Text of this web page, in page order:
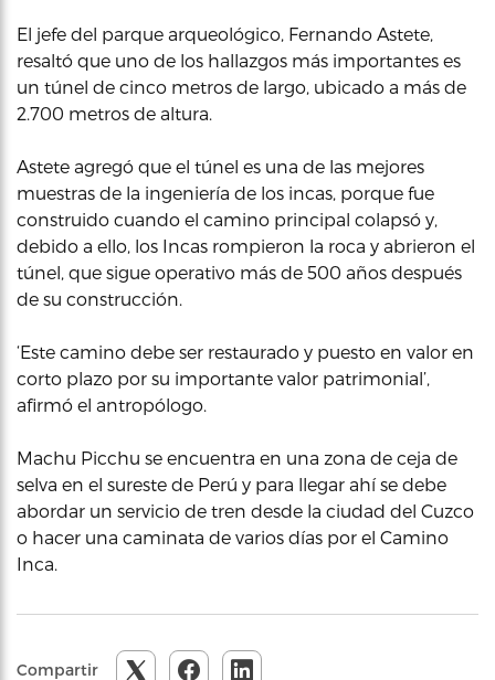
El jefe del parque arqueológico, Fernando Astete,
resaltó que uno de los hallazgos más importantes es
un túnel de cinco metros de largo, ubicado a más de
2.700 metros de altura.
Astete agregó que el túnel es una de las mejores
muestras de la ingeniería de los incas, porque fue
construido cuando el camino principal colapsó y,
debido a ello, los Incas rompieron la roca y abrieron el
túnel, que sigue operativo más de 500 años después
de su construcción.
‘Este camino debe ser restaurado y puesto en valor en
corto plazo por su importante valor patrimonial’,
afirmó el antropólogo.
Machu Picchu se encuentra en una zona de ceja de
selva en el sureste de Perú y para llegar ahí se debe
abordar un servicio de tren desde la ciudad del Cuzco
o hacer una caminata de varios días por el Camino
Inca.
Compartir